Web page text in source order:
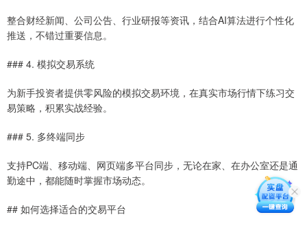
整合财经新闻、公司公告、行业研报等资讯，结合AI算法进行个性化
推送，不错过重要信息。
### 4. 模拟交易系统
为新手投资者提供零风险的模拟交易环境，在真实市场行情下练习交
易策略，积累实战经验。
### 5. 多终端同步
支持PC端、移动端、网页端多平台同步，无论在家、在办公室还是通
勤途中，都能随时掌握市场动态。
## 如何选择适合的交易平台